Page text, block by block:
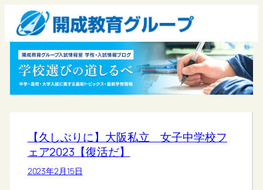
【久しぶりに】大阪私立 女子中学校フ
ェア2023【復活だ】
2023年2月15日